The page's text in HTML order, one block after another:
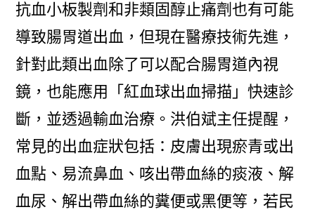
抗血小板製劑和非類固醇止痛劑也有可能
導致腸胃道出血，但現在醫療技術先進，
針對此類出血除了可以配合腸胃道內視
鏡，也能應用「紅血球出血掃描」快速診
斷，並透過輸血治療。洪伯斌主任提醒，
常見的出血症狀包括：皮膚出現瘀青或出
血點、易流鼻血、咳出帶血絲的痰液、解
血尿、解出帶血絲的糞便或黑便等，若民